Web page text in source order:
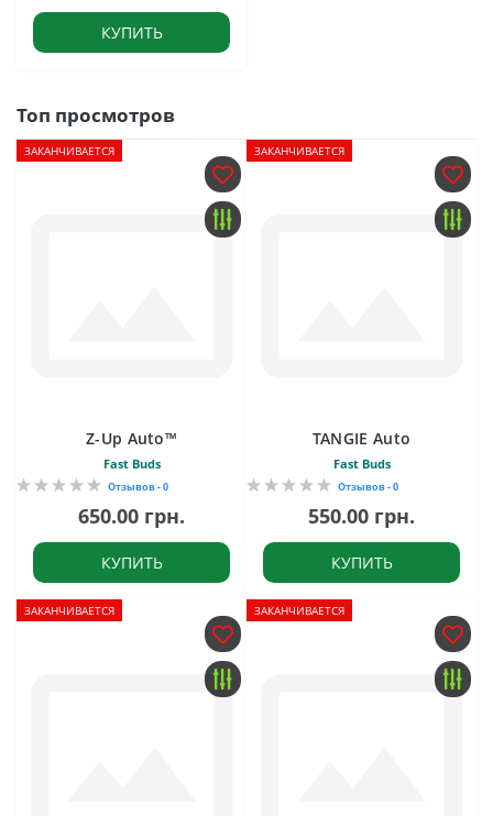
КУПИТЬ
Топ просмотров
ЗАКАНЧИВАЕТСЯ
Z-Up Auto™
Fast Buds
Отзывов - 0
650.00 грн.
КУПИТЬ
ЗАКАНЧИВАЕТСЯ
TANGIE Auto
Fast Buds
Отзывов - 0
550.00 грн.
КУПИТЬ
ЗАКАНЧИВАЕТСЯ ЗАКАНЧИВАЕТСЯ